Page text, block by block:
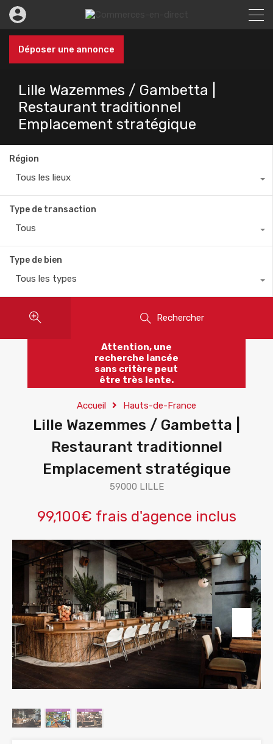
Déposer une annonce
Lille Wazemmes / Gambetta |
Restaurant traditionnel
Emplacement stratégique
Région
Tous les lieux
Type de transaction
Tous
Type de bien
Tous les types
Rechercher
Attention, une
recherche lancée
sans critère peut
être très lente.
Accueil Hauts-de-France
Lille Wazemmes / Gambetta |
Restaurant traditionnel
Emplacement stratégique
59000 LILLE
99,100€ frais d'agence inclus